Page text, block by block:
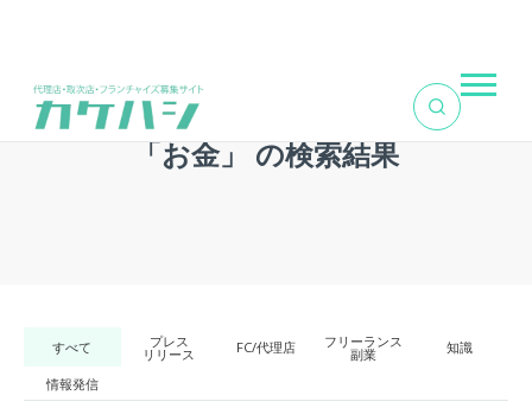
TOP>記事一覧> タグ検索結果
「お金」 の検索結果
すべて プレス
リリース FC/代理店 フリーランス
副業 知識
情報発信